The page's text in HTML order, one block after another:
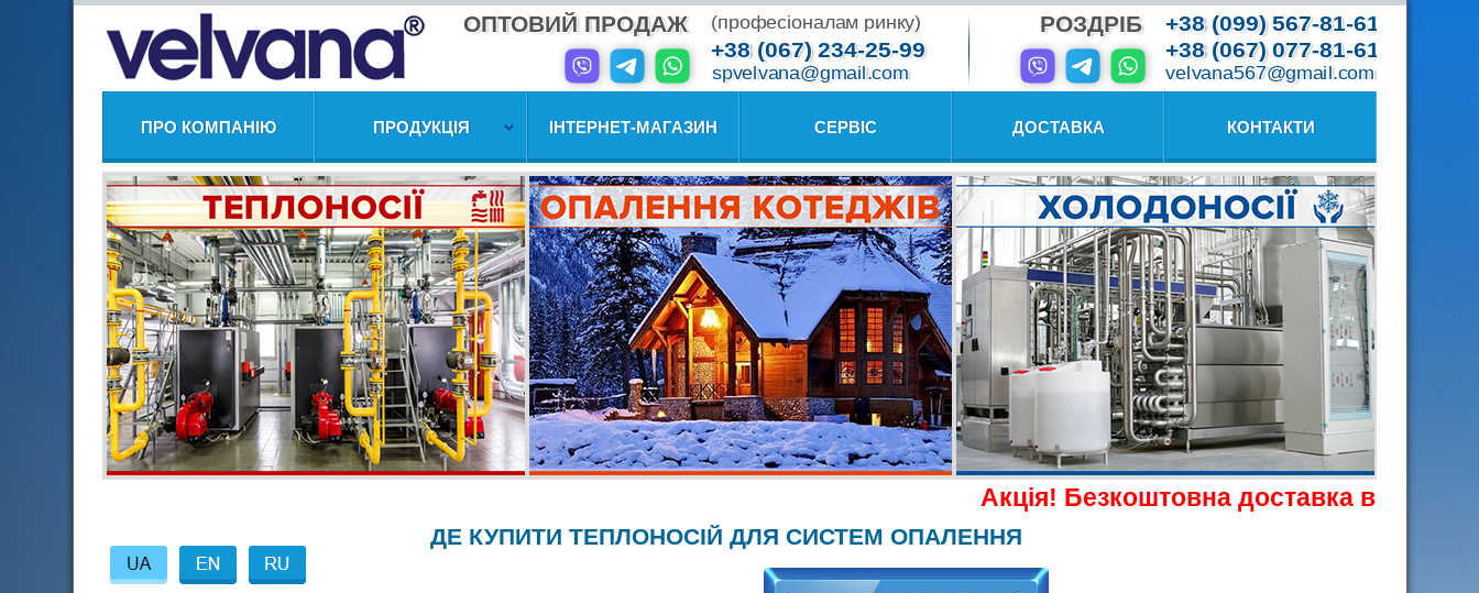
ОПТОВИЙ ПРОДАЖ (професіоналам ринку)
+38 (067) 234-25-99
spvelvana@gmail.com
РОЗДРІБ
+38 (099) 567-81-61
+38 (067) 077-81-61
velvana567@gmail.com
ПРО КОМПАНІЮ ПРОДУКЦІЯ ІНТЕРНЕТ-МАГАЗИН СЕРВІС ДОСТАВКА КОНТАКТИ
Акція! Безкоштовна доставка від 100 кг!
ДЕ КУПИТИ ТЕПЛОНОСІЙ ДЛЯ СИСТЕМ ОПАЛЕННЯ